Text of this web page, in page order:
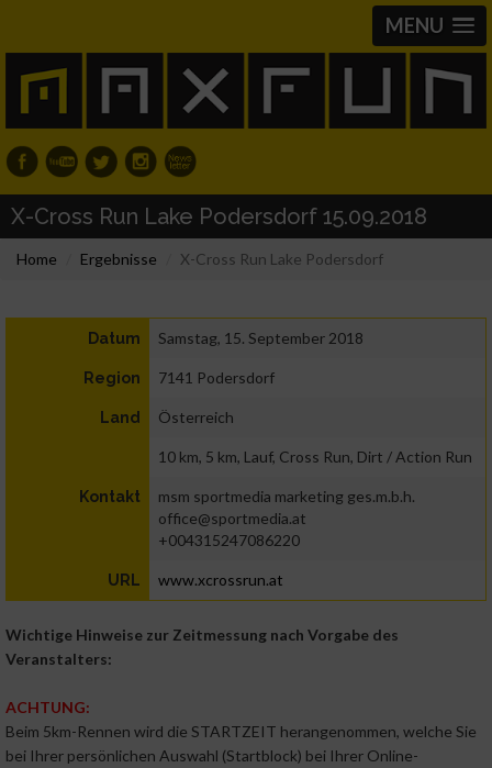
MENU
X-Cross Run Lake Podersdorf 15.09.2018
Home Ergebnisse X-Cross Run Lake Podersdorf
Datum Samstag, 15. September 2018
Region 7141 Podersdorf
Land Österreich
10 km, 5 km, Lauf, Cross Run, Dirt / Action Run
Kontakt
msm sportmedia marketing ges.m.b.h.
office@sportmedia.at
+004315247086220
URL www.xcrossrun.at
Wichtige Hinweise zur Zeitmessung nach Vorgabe des
Veranstalters:
ACHTUNG:
Beim 5km-Rennen wird die STARTZEIT herangenommen, welche Sie
bei Ihrer persönlichen Auswahl (Startblock) bei Ihrer Online-